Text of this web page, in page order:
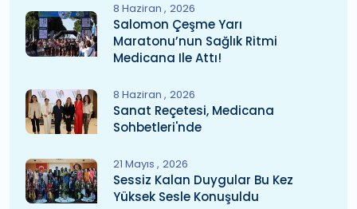
8 Haziran 2026
Salomon Çeşme Yarı
Maratonu’nun Sağlık Ritmi
Medicana Ile Attı!
8 Haziran 2026
Sanat Reçetesi, Medicana
Sohbetleri'nde
21 Mayıs 2026
Sessiz Kalan Duygular Bu Kez
Yüksek Sesle Konuşuldu